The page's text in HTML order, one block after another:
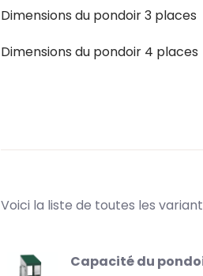
Dimensions du pondoir 3 places
Dimensions du pondoir 4 places
Voici la liste de toutes les
Capacité du